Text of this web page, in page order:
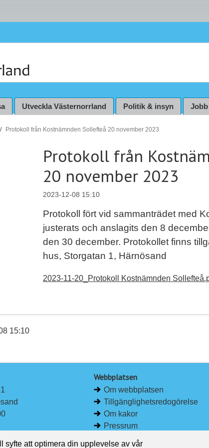
Utveckla Västernorrland Politik & insyn
Protokoll från Kostnämnden Sollefteå 20 november 2023
Protokoll från
20 november 2023
2023-12-08 15:10
Protokoll fört vid sammanträdet med
justerats och anslagits den 8
den 30 december. Protokollet finns
hus, Storgatan 1, Härnösand
2023-11-20_Protokoll Kostnämnden
15:10
Webbplatsen
Om webbplatsen
Tillgänglighetsredogörelse
Om kakor
Pressrum
syfte att optimera din upplevelse av vår